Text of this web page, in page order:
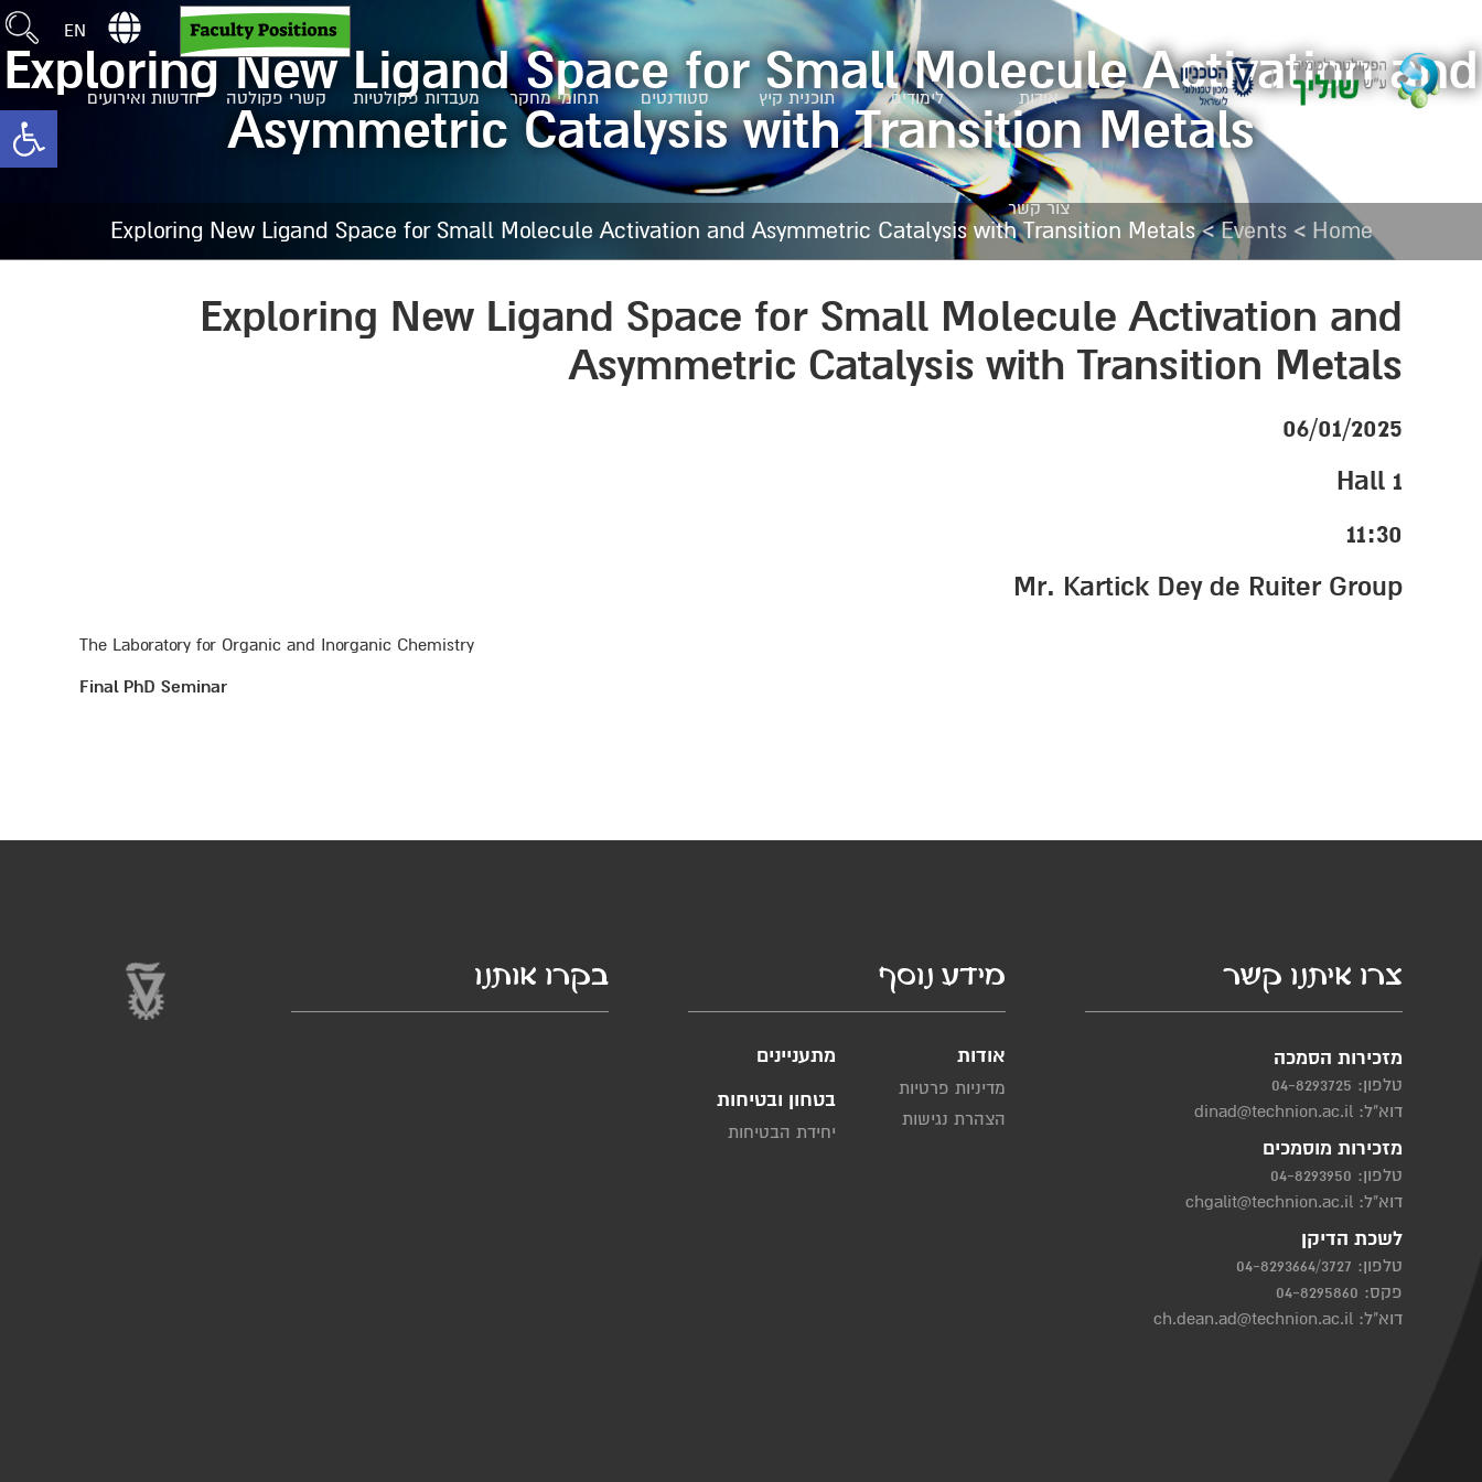
אודות לימודים תוכנית קיץ סטודנטים תחומי מחקר מעבדות פקולטיות קשרי פקולטה חדשות ואירועים
צור קשר
EN
Exploring New Ligand Space for Small Molecule Activation and
Asymmetric Catalysis with Transition Metals
Home
>
Events
>
Exploring New Ligand Space for Small Molecule Activation and Asymmetric Catalysis with Transition Metals
Exploring New Ligand Space for Small Molecule Activation and
Asymmetric Catalysis with Transition Metals
06/01/2025
Hall 1
11:30
Mr. Kartick Dey de Ruiter Group
The Laboratory for Organic and Inorganic Chemistry
Final PhD Seminar
צרו איתנו קשר
מזכירות הסמכה
טלפון: 04-8293725
דוא"ל: dinad@technion.ac.il
מזכירות מוסמכים
טלפון: 04-8293950
דוא"ל: chgalit@technion.ac.il
לשכת הדיקן
טלפון: 04-8293664/3727
פקס: 04-8295860
דוא"ל: ch.dean.ad@technion.ac.il
מידע נוסף
אודות
מדיניות פרטיות
הצהרת נגישות
מתעניינים
בטחון ובטיחות
יחידת הבטיחות
בקרו אותנו